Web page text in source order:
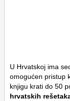
U Hrvatskoj ima
omogućen pristup
knjigu krati do 50
hrvatskih